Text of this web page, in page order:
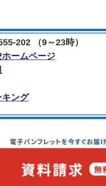
202 （9～23時）
ームページ
ング